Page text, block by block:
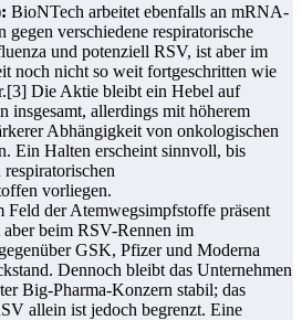
BioNTech arbeitet ebenfalls an mRNA-
gegen verschiedene respiratorische
und potenziell RSV, ist aber im
noch nicht so weit fortgeschritten wie
Die Aktie bleibt ein Hebel auf
insgesamt, allerdings mit höherem
Abhängigkeit von onkologischen
Ein Halten erscheint sinnvoll, bis
vorliegen.
Feld der Atemwegsimpfstoffe präsent
beim RSV-Rennen im
GSK, Pfizer und Moderna
Dennoch bleibt das Unternehmen
Big-Pharma-Konzern stabil; das
allein ist jedoch begrenzt. Eine